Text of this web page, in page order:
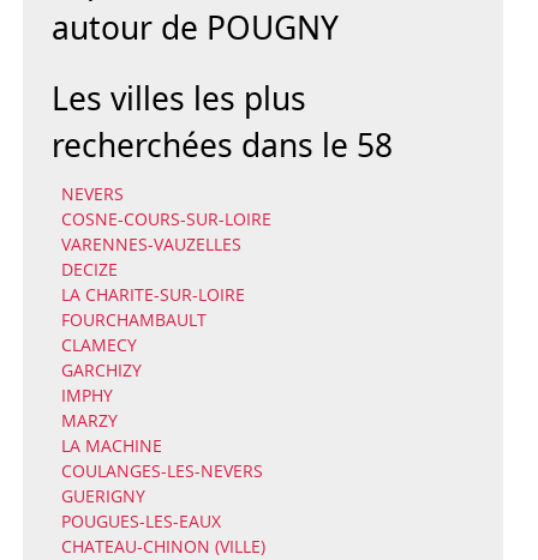
autour de POUGNY
Les villes les plus
recherchées dans le 58
NEVERS
COSNE-COURS-SUR-LOIRE
VARENNES-VAUZELLES
DECIZE
LA CHARITE-SUR-LOIRE
FOURCHAMBAULT
CLAMECY
GARCHIZY
IMPHY
MARZY
LA MACHINE
COULANGES-LES-NEVERS
GUERIGNY
POUGUES-LES-EAUX
CHATEAU-CHINON (VILLE)